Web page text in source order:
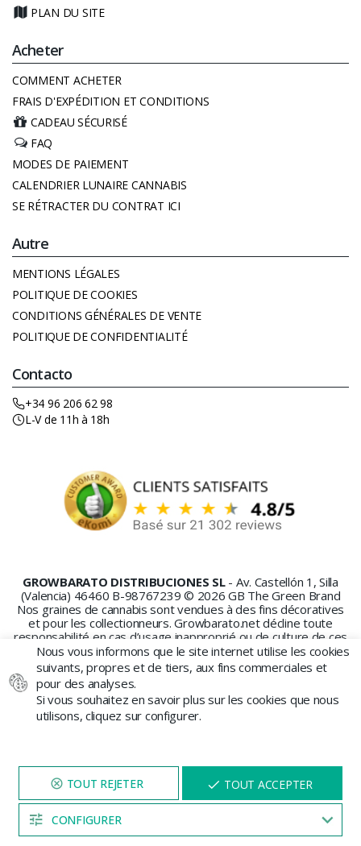
PLAN DU SITE
Acheter
COMMENT ACHETER
FRAIS D'EXPÉDITION ET CONDITIONS
CADEAU SÉCURISÉ
FAQ
MODES DE PAIEMENT
CALENDRIER LUNAIRE CANNABIS
SE RÉTRACTER DU CONTRAT ICI
Autre
MENTIONS LÉGALES
POLITIQUE DE COOKIES
CONDITIONS GÉNÉRALES DE VENTE
POLITIQUE DE CONFIDENTIALITÉ
Contacto
+34 96 206 62 98
L-V de 11h à 18h
GROWBARATO DISTRIBUCIONES SL - Av. Castellón 1, Silla
(Valencia) 46460 B-98767239 © 2026 GB The Green Brand
Nos graines de cannabis sont vendues à des fins décoratives
et pour les collectionneurs. Growbarato.net décline toute
responsabilité en cas d’usage inapproprié ou de culture de ces
graines.
Nous vous informons que le site internet utilise les cookies
suivants, propres et de tiers, aux fins commerciales et
pour des analyses.
Si vous souhaitez en savoir plus sur les cookies que nous
utilisons, cliquez sur configurer.
CONFIGURER
TOUT ACCEPTER
NAVIGUEZ SUR NOTRE SITE
PENDANT 5 MINUTES ET UNE
REMISEVOUS SERA PROPOSÉE
04:52